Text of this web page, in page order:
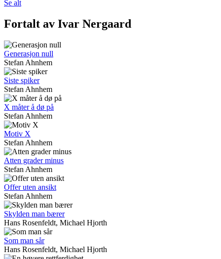
Se alt
Fortalt av Ivar Nergaard
Generasjon null
Stefan Ahnhem
Siste spiker
Stefan Ahnhem
X måter å dø på
Stefan Ahnhem
Motiv X
Stefan Ahnhem
Atten grader minus
Stefan Ahnhem
Offer uten ansikt
Stefan Ahnhem
Skylden man bærer
Hans Rosenfeldt, Michael Hjorth
Som man sår
Hans Rosenfeldt, Michael Hjorth